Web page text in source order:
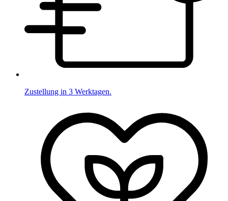
Zustellung in 3 Werktagen.